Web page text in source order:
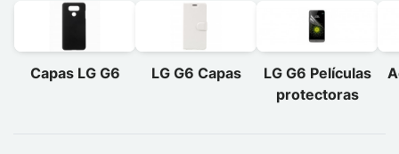
Capas LG G6 LG G6 Capas
LG G6 Películas
protectoras